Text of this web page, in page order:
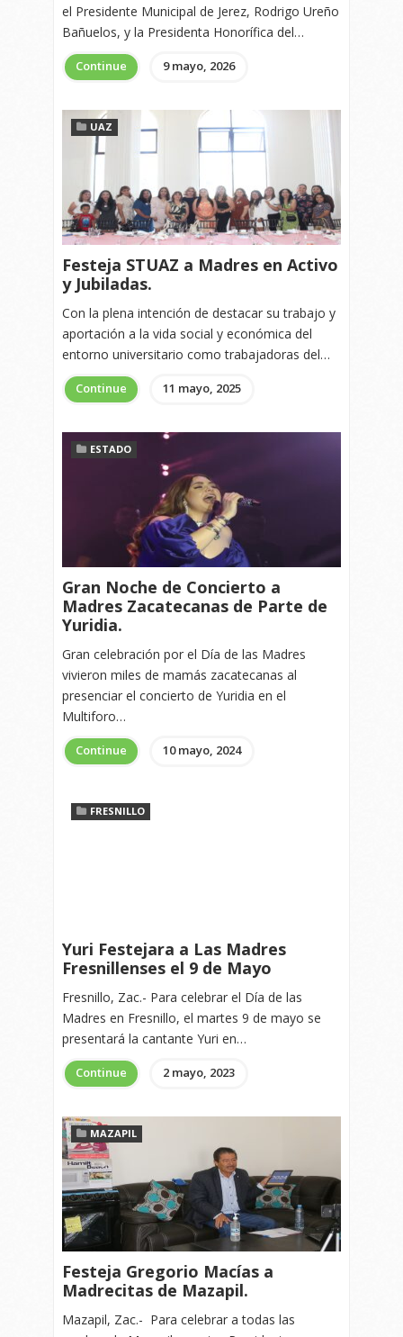
el Presidente Municipal de Jerez, Rodrigo Ureño
Bañuelos, y la Presidenta Honorífica del…
Continue 9 mayo, 2026
UAZ
Festeja STUAZ a Madres en Activo
y Jubiladas.
Con la plena intención de destacar su trabajo y
aportación a la vida social y económica del
entorno universitario como trabajadoras del…
Continue 11 mayo, 2025
ESTADO
Gran Noche de Concierto a
Madres Zacatecanas de Parte de
Yuridia.
Gran celebración por el Día de las Madres
vivieron miles de mamás zacatecanas al
presenciar el concierto de Yuridia en el
Multiforo…
Continue 10 mayo, 2024
FRESNILLO
Yuri Festejara a Las Madres
Fresnillenses el 9 de Mayo
Fresnillo, Zac.- Para celebrar el Día de las
Madres en Fresnillo, el martes 9 de mayo se
presentará la cantante Yuri en…
Continue 2 mayo, 2023
MAZAPIL
Festeja Gregorio Macías a
Madrecitas de Mazapil.
Mazapil, Zac.- Para celebrar a todas las